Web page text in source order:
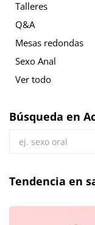
Talleres
Q&A
Mesas redondas
Sexo Anal
Ver todo
Búsqueda en
Tendencia en